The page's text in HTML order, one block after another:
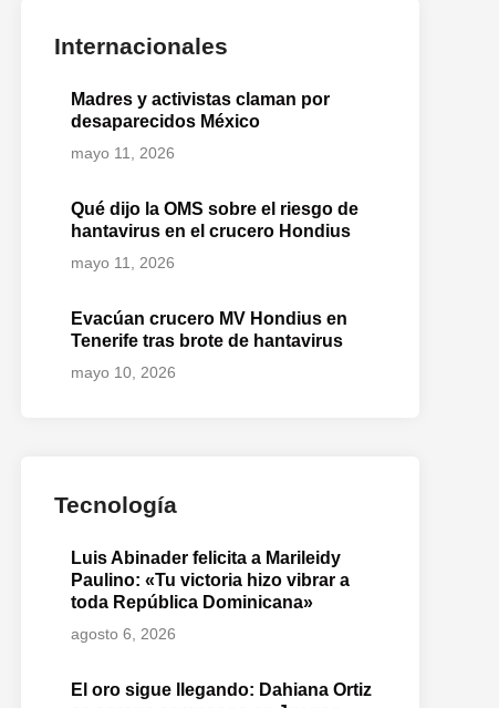
Internacionales
Madres y activistas claman por
desaparecidos México
mayo 11, 2026
Qué dijo la OMS sobre el riesgo de
hantavirus en el crucero Hondius
mayo 11, 2026
Evacúan crucero MV Hondius en
Tenerife tras brote de hantavirus
mayo 10, 2026
Tecnología
Luis Abinader felicita a Marileidy
Paulino: «Tu victoria hizo vibrar a
toda República Dominicana»
agosto 6, 2026
El oro sigue llegando: Dahiana Ortiz